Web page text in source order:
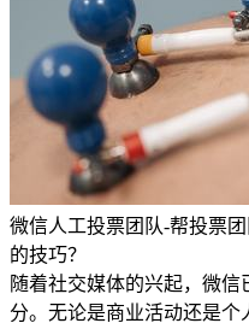
微信人工投票团队-帮投票
的技巧？
随着社交媒体的兴起，微
分。无论是商业活动还是个